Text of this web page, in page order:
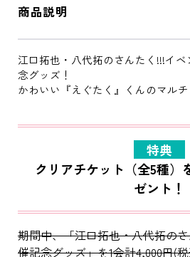
商品説明
江口拓也・八代拓のさんたく!!!イ
念グッズ！
かわいい『えぐたく』くんのマルチ
特典
クリアチケット（全5種）
ゼント！
期間中、「江口拓也・八代拓の
催記念グッズ」を1会計4,000円(